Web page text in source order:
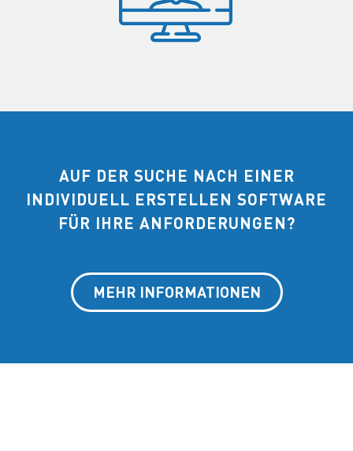
AUF DER SUCHE NACH EINER
INDIVIDUELL ERSTELLEN SOFTWARE
FÜR IHRE ANFORDERUNGEN?
MEHR INFORMATIONEN